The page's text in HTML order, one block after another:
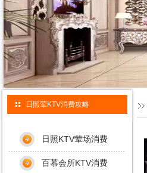
日照荤KTV消费攻略
日照KTV荤场消费
百慕会所KTV消费